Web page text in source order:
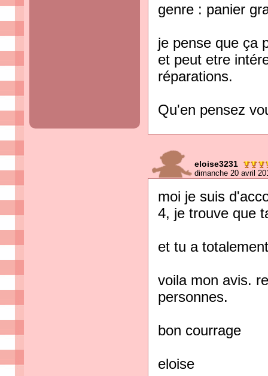
genre : panier
je pense que ça
et peut etre
réparations.
Qu'en pensez
eloise3231
dimanche 20 avril
moi je suis
4, je trouve que
et tu a
voila mon avis.
personnes.
bon courrage
eloise